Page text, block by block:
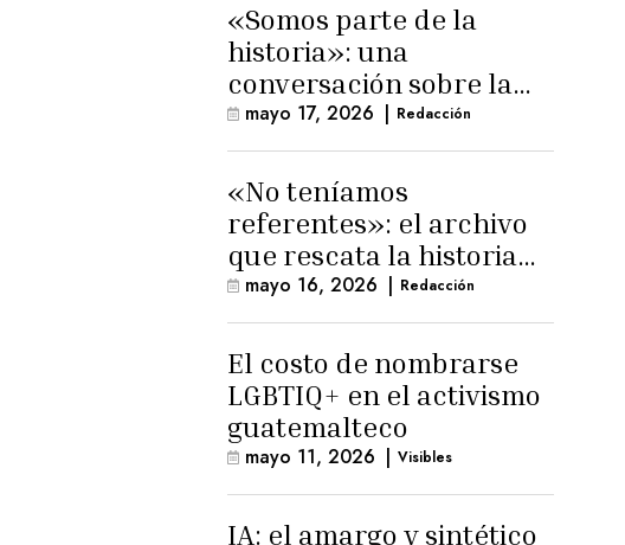
«Somos parte de la
historia»: una
conversación sobre la
memoria trans
masculina
mayo 17, 2026 | Redacción
«No teníamos
referentes»: el archivo
que rescata la historia
trans masculina en
Latinoamérica
mayo 16, 2026 | Redacción
El costo de nombrarse
LGBTIQ+ en el activismo
guatemalteco
mayo 11, 2026 | Visibles
IA: el amargo y sintético